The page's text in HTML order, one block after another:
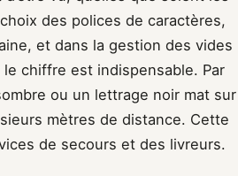
des polices de caractères,
et dans la gestion des vides
chiffre est indispensable. Par
ou un lettrage noir mat sur
mètres de distance. Cette
de secours et des livreurs.